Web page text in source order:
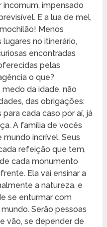
incomum, impensado
E a lua de mel,
Menos
lugares no itinerário,
encontradas
pelas
o que?
da idade, não
das obrigações:
cada caso por aí, já
A família de vocês
incrível. Seus
refeição que tem,
cada monumento
Ela vai ensinar a
a natureza, e
se enturmar com
Serão pessoas
vão, se depender de